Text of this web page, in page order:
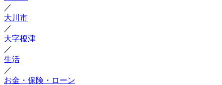
／
大川市
／
大字榎津
／
生活
／
お金・保険・ローン